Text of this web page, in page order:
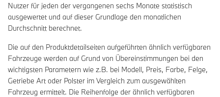
Nutzer für jeden der vergangenen sechs Monate statistisch
ausgewertet und auf dieser Grundlage den monatlichen
Durchschnitt berechnet.
Die auf den Produktdetailseiten aufgeführten ähnlich verfügbaren
Fahrzeuge werden auf Grund von Übereinstimmungen bei den
wichtigsten Parametern wie z.B. bei Modell, Preis, Farbe, Felge,
Getriebe Art oder Polster im Vergleich zum ausgewählten
Fahrzeug ermittelt. Die Reihenfolge der ähnlich verfügbaren